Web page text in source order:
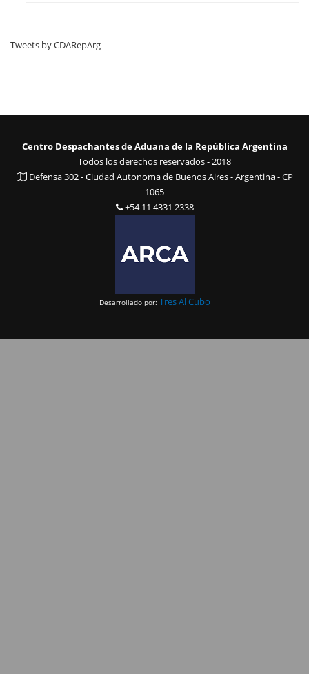
Tweets by CDARepArg
Centro Despachantes de Aduana de la República Argentina
Todos los derechos reservados - 2018
Defensa 302 - Ciudad Autonoma de Buenos Aires - Argentina - CP
1065
+54 11 4331 2338
Desarrollado por: Tres Al Cubo